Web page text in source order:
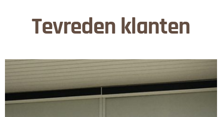
Tevreden klanten